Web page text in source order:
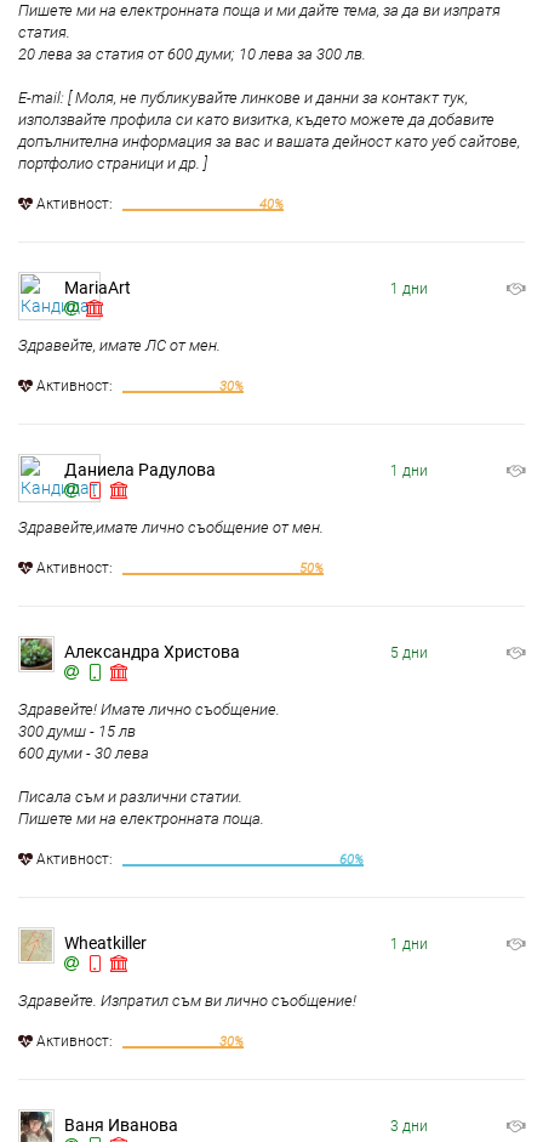
Пишете ми на електронната поща и ми дайте тема, за да ви изпратя
статия.
20 лева за статия от 600 думи; 10 лева за 300 лв.
E-mail: [ Моля, не публикувайте линкове и данни за контакт тук,
използвайте профила си като визитка, където можете да добавите
допълнителна информация за вас и вашата дейност като уеб сайтове,
портфолио страници и др. ]
Aктивност: 40%
MariaArt
Здравейте, имате ЛС от мен.
Aктивност: 30%
1 дни
Даниела Радулова
Здравейте,имате лично съобщение от мен.
Aктивност: 50%
1 дни
Александра Христова
Здравейте! Имате лично съобщение.
300 думш - 15 лв
600 думи - 30 лева
Писала съм и различни статии.
Пишете ми на електронната поща.
Aктивност: 60%
5 дни
Wheatkiller
Здравейте. Изпратил съм ви лично съобщение!
Aктивност: 30%
1 дни
Ваня Иванова 3 дни